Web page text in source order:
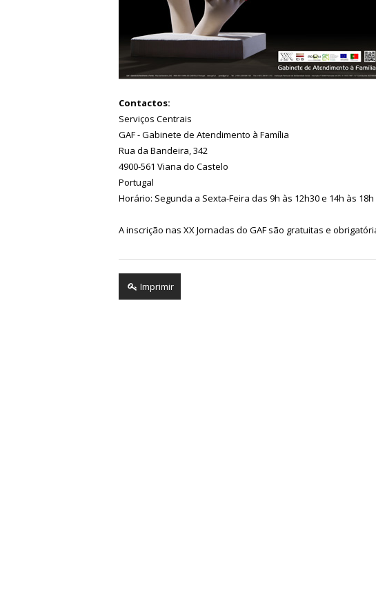
Contactos:
Serviços Centrais
GAF - Gabinete de Atendimento à Família
Rua da Bandeira, 342
4900-561 Viana do Castelo
Portugal
Horário: Segunda a Sexta-Feira das 9h às 12h30 e 14h às 18h
A inscrição nas XX Jornadas do GAF são gratuitas e
Imprimir